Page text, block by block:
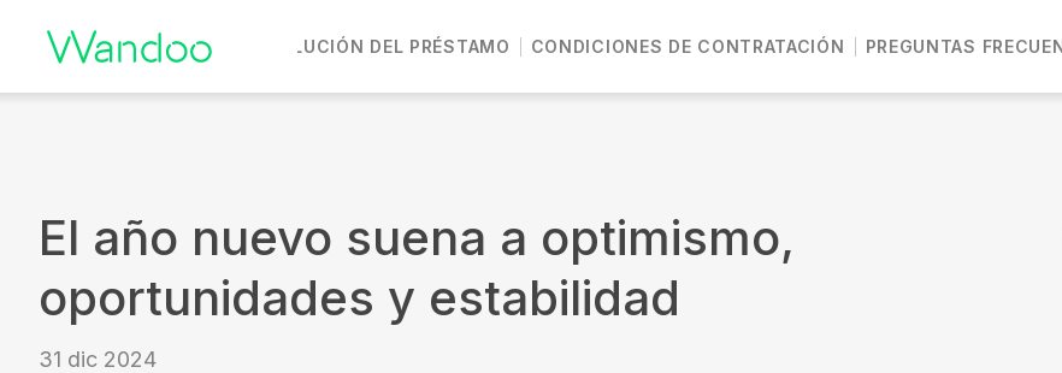
Vete a casa
DEVOLUCIÓN DEL PRÉSTAMO CONDICIONES DE CONTRATACIÓN PREGUNTAS
El año nuevo suena a optimismo,
oportunidades y estabilidad
31 dic 2024